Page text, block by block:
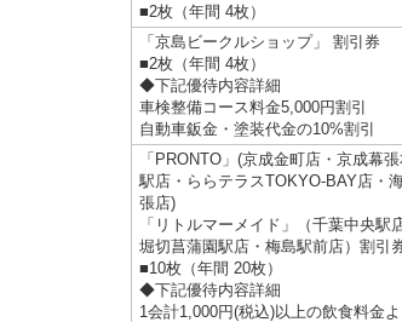
■2枚（年間 4枚）
「京島ビークルショップ」 割引券
■2枚（年間 4枚）
◆下記優待内容詳細
車検整備コース料金5,000円割引
自動車鈑金・塗装代金の10%割引
「PRONTO」(京成金町店・京成幕
駅店・ららテラスTOKYO-BAY店・
張店)
「リトルマーメイド」（千葉中央駅
堀切菖蒲園駅店・梅島駅前店）割引
■10枚（年間 20枚）
◆下記優待内容詳細
1会計1,000円(税込)以上の飲食料金よ